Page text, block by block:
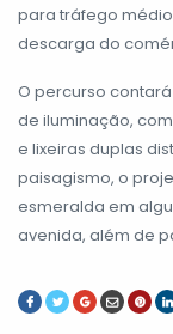
para tráfego
descarga do
O percurso
de iluminação,
e lixeiras duplas
paisagismo, o
esmeralda em
avenida, além de